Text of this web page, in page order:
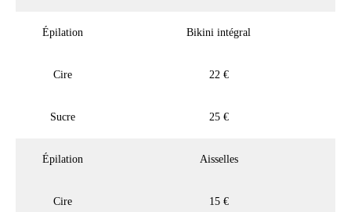
Épilation Bikini intégral
Cire 22 €
Sucre 25 €
Épilation Aisselles
Cire 15 €